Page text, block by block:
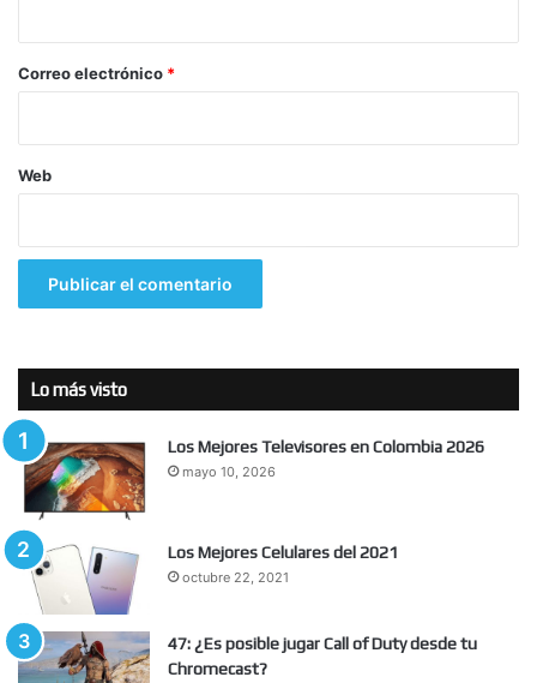
*
Correo electrónico *
Web
Lo más visto
Los Mejores Televisores en Colombia 2026
mayo 10, 2026
Los Mejores Celulares del 2021
octubre 22, 2021
47: ¿Es posible jugar Call of Duty desde tu
Chromecast?